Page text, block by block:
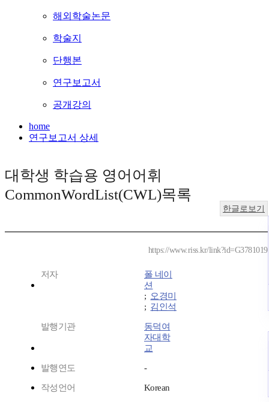
해외학술논문
학술지
단행본
연구보고서
공개강의
home
연구보고서 상세
대학생 학습용 영어어휘
CommonWordList(CWL)목록
한글로보기
https://www.riss.kr/link?id=G3781019
저자
폴 네이
션
; 오경미
; 김인석
발행기관
동덕여
자대학
교
발행연도 -
작성언어 Korean